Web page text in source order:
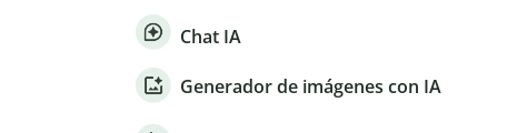
Chat IA
Generador de imágenes con IA